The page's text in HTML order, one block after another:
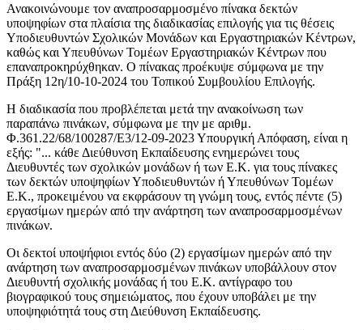
Ανακοινώνουμε τον αναπροσαρμοσμένο πίνακα δεκτών
υποψηφίων στα πλαίσια της διαδικασίας επιλογής για τις θέσεις
Υποδιευθυντών Σχολικών Μονάδων και Εργαστηριακών Κέντρων,
καθώς και Υπευθύνων Τομέων Εργαστηριακών Κέντρων που
επαναπροκηρύχθηκαν. Ο πίνακας προέκυψε σύμφωνα με την
Πράξη 12η/10-10-2024 του Τοπικού Συμβουλίου Επιλογής.
Η διαδικασία που προβλέπεται μετά την ανακοίνωση των
παραπάνω πινάκων, σύμφωνα με την με αριθμ.
Φ.361.22/68/100287/Ε3/12-09-2023 Υπουργική Απόφαση, είναι η
εξής: "... κάθε Διεύθυνση Εκπαίδευσης ενημερώνει τους
Διευθυντές των σχολικών μονάδων ή των Ε.Κ. για τους πίνακες
των δεκτών υποψηφίων Υποδιευθυντών ή Υπευθύνων Τομέων
Ε.Κ., προκειμένου να εκφράσουν τη γνώμη τους, εντός πέντε (5)
εργασίμων ημερών από την ανάρτηση των αναπροσαρμοσμένων
πινάκων.
Οι δεκτοί υποψήφιοι εντός δύο (2) εργασίμων ημερών από την
ανάρτηση των αναπροσαρμοσμένων πινάκων υποβάλλουν στον
Διευθυντή σχολικής μονάδας ή του Ε.Κ. αντίγραφο του
βιογραφικού τους σημειώματος, που έχουν υποβάλει με την
υποψηφιότητά τους στη Διεύθυνση Εκπαίδευσης.